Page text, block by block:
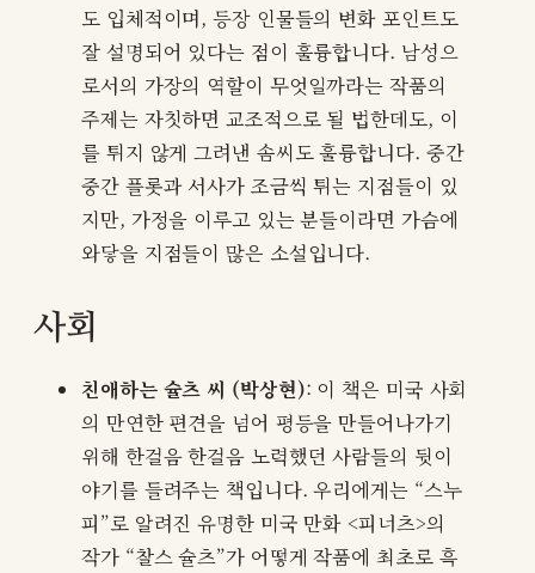
도 입체적이며, 등장 인물들의 변화 포인트도
잘 설명되어 있다는 점이 훌륭합니다. 남성으
로서의 가장의 역할이 무엇일까라는 작품의
주제는 자칫하면 교조적으로 될 법한데도, 이
를 튀지 않게 그려낸 솜씨도 훌륭합니다. 중간
중간 플롯과 서사가 조금씩 튀는 지점들이 있
지만, 가정을 이루고 있는 분들이라면 가슴에
와닿을 지점들이 많은 소설입니다.
사회
친애하는 슐츠 씨 (박상현): 이 책은 미국 사회
의 만연한 편견을 넘어 평등을 만들어나가기
위해 한걸음 한걸음 노력했던 사람들의 뒷이
야기를 들려주는 책입니다. 우리에게는 “스누
피”로 알려진 유명한 미국 만화 <피너츠>의
작가 “찰스 슐츠”가 어떻게 작품에 최초로 흑